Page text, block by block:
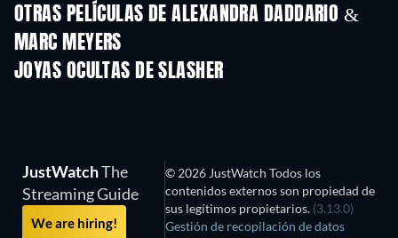
OTRAS PELÍCULAS DE ALEXANDRA DADDARIO &
MARC MEYERS
JOYAS OCULTAS DE SLASHER
JustWatchThe
Streaming Guide
We are hiring!
© 2026 JustWatch Todos los
contenidos externos son propiedad de
sus legítimos propietarios. (3.13.0)
Gestión de recopilación de datos